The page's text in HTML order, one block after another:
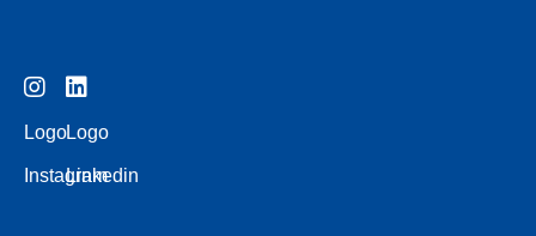
Logo
Instagram
Logo
Linkedin